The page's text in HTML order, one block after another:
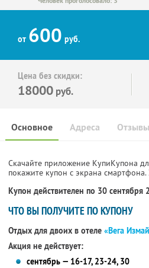
от 600 руб.
Цена без скидки:
18000 руб.
Основное Отзывы
Адреса
Скачайте приложение КупиКупона
покажите купон с экрана
Купон действителен по 30 сентября
ЧТО ВЫ ПОЛУЧИТЕ ПО КУПОНУ
Отдых для двоих в отеле «Вега
Акция не действует:
сентябрь — 16-17, 23-24, 30